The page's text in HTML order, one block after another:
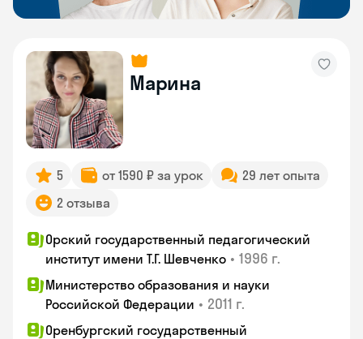
Марина
5 от 1590 ₽ за урок
29 лет опыта
2 отзыва
Орский государственный педагогический
институт имени Т.Г. Шевченко • 1996 г.
Министерство образования и науки
Российской Федерации • 2011 г.
Оренбургский государственный